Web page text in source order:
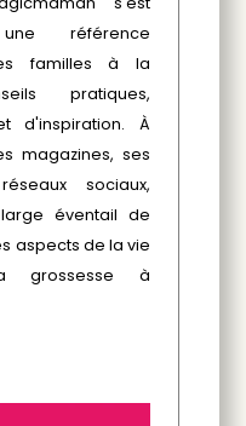
référence
familles à la
pratiques,
d'inspiration. À
magazines, ses
sociaux,
éventail de
aspects de la vie
grossesse à